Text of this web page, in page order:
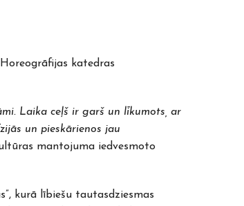
katedras
Laika ceļš ir garš un līkumots, ar
un pieskārienos jau
mantojuma iedvesmoto
kurā lībiešu tautasdziesmas